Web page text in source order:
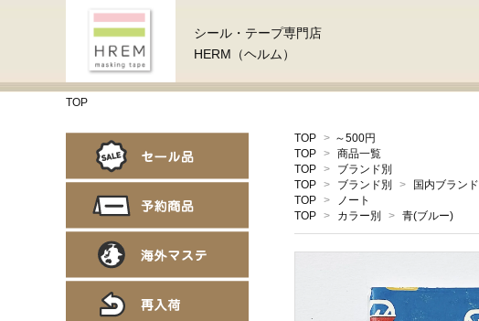
シール・テープ専門店
HERM（ヘルム）
TOP
TOP > ～500円
TOP > 商品一覧
TOP >
ブランド別
TOP > ブランド別 > 国内ブランド
TOP >
ノート
TOP > カラー別 > 青(ブルー)